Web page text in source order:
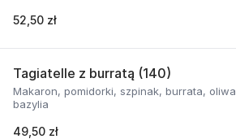
52,50 zł
Tagiatelle z burratą (140)
Makaron, pomidorki, szpinak, burrata,
bazylia
49,50 zł